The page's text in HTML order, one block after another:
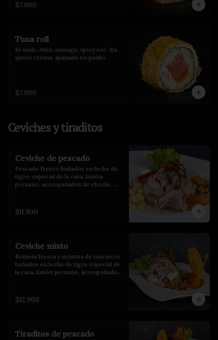
$7.900
Tuna roll
10 unds, Atún, masago, spicy env. En
queso crema, apanado en panko.
$7.900
Ceviches y tiraditos
Ceviche de pescado
Pescado fresco bañados en leche de
tigre, especial de la casa, limón
peruano, acompañados de choclo,
$11.900
Ceviche mixto
Reineta fresca y mixtura de mariscos
bañados en leche de tigre especial de
la casa, limón peruano, acompañados
$12.900
Tiraditos de pescado